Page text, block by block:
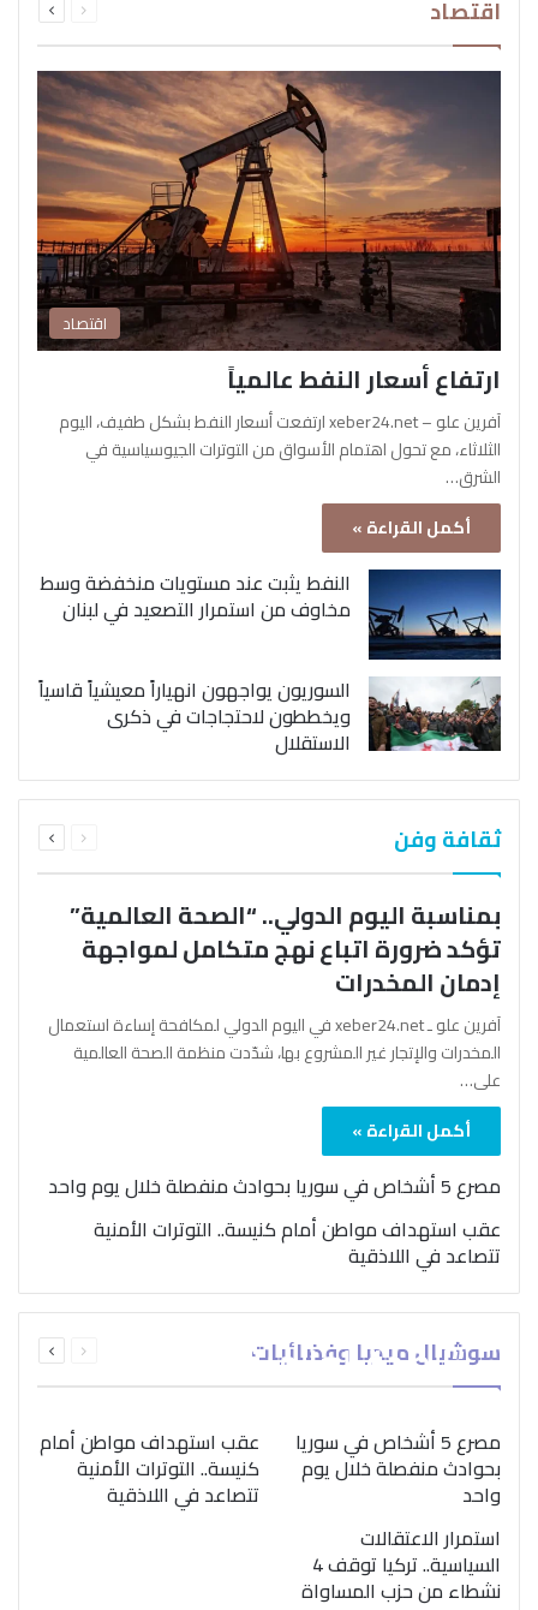
اقتصاد الصفحةالصفحة
اقتصاد
ارتفاع أسعار النفط عالمياً
آفرين علو – xeber24.net ارتفعت أسعار النفط بشكل طفيف، اليوم
الثلاثاء، مع تحول اهتمام الأسواق من التوترات الجيوسياسية في
الشرق…
أكمل القراءة »
النفط يثبت عند مستويات منخفضة وسط
مخاوف من استمرار التصعيد في لبنان
السوريون يواجهون انهياراً معيشياً قاسياً
ويخططون لاحتجاجات في ذكرى
الاستقلال
ثقافة وفن الصفحةالصفحة
بمناسبة اليوم الدولي.. “الصحة العالمية”
تؤكد ضرورة اتباع نهج متكامل لمواجهة
إدمان المخدرات
آفرين علو ـ xeber24.net في اليوم الدولي لمكافحة إساءة استعمال
المخدرات والإتجار غير المشروع بها، شدّدت منظمة الصحة العالمية
على…
أكمل القراءة »
مصرع 5 أشخاص في سوريا بحوادث منفصلة خلال يوم واحد
عقب استهداف مواطن أمام كنيسة.. التوترات الأمنية
تتصاعد في اللاذقية
سوشيال ميديا وفضائيات الصفحةالصفحة
بمناسبة اليوم الدولي..
“الصحة العالمية” تؤكد
ضرورة اتباع نهج متكامل
لمواجهة إدمان المخدرات
مصرع 5 أشخاص في سوريا
بحوادث منفصلة خلال يوم
واحد
عقب استهداف مواطن أمام
كنيسة.. التوترات الأمنية
تتصاعد في اللاذقية
استمرار الاعتقالات
السياسية.. تركيا توقف 4
نشطاء من حزب المساواة